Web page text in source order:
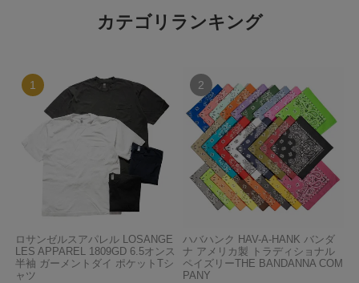
カテゴリランキング
ロサンゼルスアパレル LOSANGE
LES APPAREL 1809GD 6.5オンス
半袖 ガーメントダイ ポケットTシ
ャツ
ハバハンク HAV-A-HANK バンダ
ナ アメリカ製 トラディショナル
ペイズリーTHE BANDANNA COM
PANY